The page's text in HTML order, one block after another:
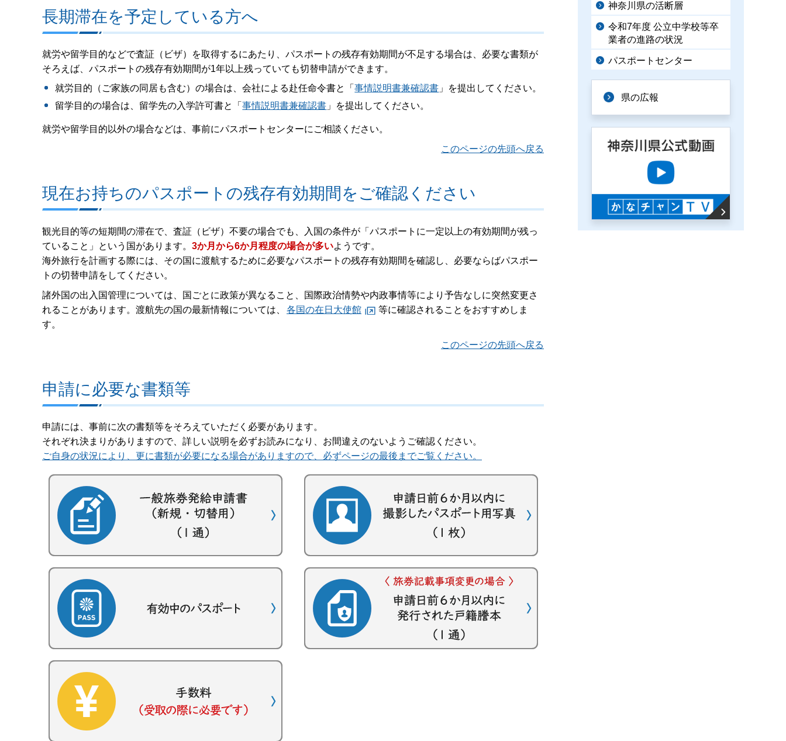
長期滞在を予定している方へ
就労や留学目的などで査証（ビザ）を取得するにあたり、パスポートの残存有効期間が不足する場合は、必要な書類が
そろえば、パスポートの残存有効期間が1年以上残っていても切替申請ができます。
就労目的（ご家族の同居も含む）の場合は、会社による赴任命令書と「事情説明書兼確認書 」を提出してください。
留学目的の場合は、留学先の入学許可書と「事情説明書兼確認書 」を提出してください。
就労や留学目的以外の場合などは、事前にパスポートセンターにご相談ください。
このページの先頭へ戻る
現在お持ちのパスポートの残存有効期間をご確認ください
観光目的等の短期間の滞在で、査証（ビザ）不要の場合でも、入国の条件が「パスポートに一定以上の有効期間が残っ
ていること」という国があります。 3か月から6か月程度の場合が多いようです。
海外旅行を計画する際には、その国に渡航するために必要なパスポートの残存有効期間を確認し、必要ならばパスポー
トの切替申請をしてください。
諸外国の出入国管理については、国ごとに政策が異なること、国際政治情勢や内政事情等により予告なしに突然変更さ
れることがあります。渡航先の国の最新情報については、
各国の在日大使館
等に確認されることをおすすめしま
す。
このページの先頭へ戻る
申請に必要な書類等
申請には、事前に次の書類等をそろえていただく必要があります。
それぞれ決まりがありますので、詳しい説明を必ずお読みになり、お間違えのないようご確認ください。
ご自身の状況により、更に書類が必要になる場合がありますので、必ずページの最後までご覧ください。
神奈川県の活断層
令和7年度 公立中学校等卒
業者の進路の状況
パスポートセンター
県の広報